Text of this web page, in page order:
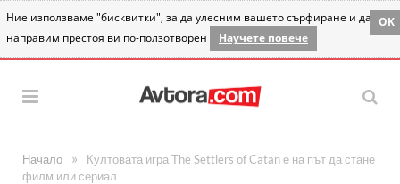
Ние използваме "бисквитки", за да улесним вашето сърфиране и да
направим престоя ви по-ползотворен
Научете повече
OK
Начало »
Култовата игра The Settlers of Catan е на път да стане
филм или сериал